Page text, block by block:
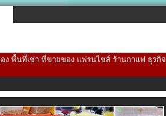
ง พื้นที่เช่า ที่ขายของ แฟรนไชส์ ร้านกาแฟ ธุรกิจ